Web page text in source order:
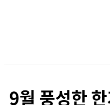
9월 풍성한